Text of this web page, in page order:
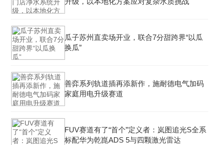
瓜子苏州直卖场开业，联合7分甜跨界“以瓜
换瓜”
善弈系列轨道插再添新作，施耐德电气加码
家庭用电升级赛道
FUV赛道有了“首个”定义者：岚图追光S全系
标配华为乾崑ADS 5与四颗激光雷达